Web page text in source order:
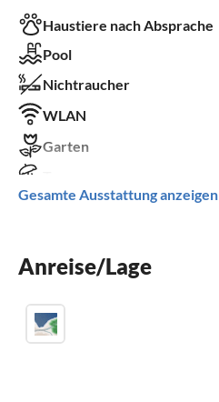
Haustiere nach Absprache
Pool
Nichtraucher
WLAN
Garten
Parkplatz
Gesamte Ausstattung anzeigen
Anreise/Lage